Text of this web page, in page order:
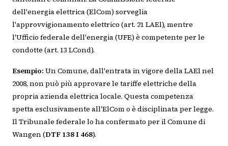
dell'energia elettrica (ElCom) sorveglia
l'approvvigionamento elettrico (art. 21 LAEl), mentre
l'Ufficio federale dell'energia (UFE) è competente per le
condotte (art. 13 LCond).
Esempio: Un Comune, dall'entrata in vigore della LAEl nel
2008, non può più approvare le tariffe elettriche della
propria azienda elettrica locale. Questa competenza
spetta esclusivamente all'ElCom o è disciplinata per legge.
Il Tribunale federale lo ha confermato per il Comune di
Wangen (DTF 138 I 468).